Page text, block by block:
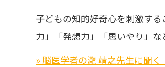
子どもの知的好奇心を刺激す
力」「発想力」「思いやり」な
» 脳医学者の瀧 靖之先生に聞